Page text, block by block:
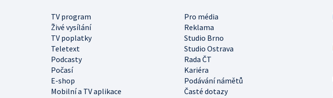
TV program
Pro média
Živé vysílání
Reklama
TV poplatky
Studio Brno
Teletext
Studio Ostrava
Podcasty
Rada ČT
Počasí
Kariéra
E-shop
Podávání námětů
Mobilní a TV aplikace
Časté dotazy